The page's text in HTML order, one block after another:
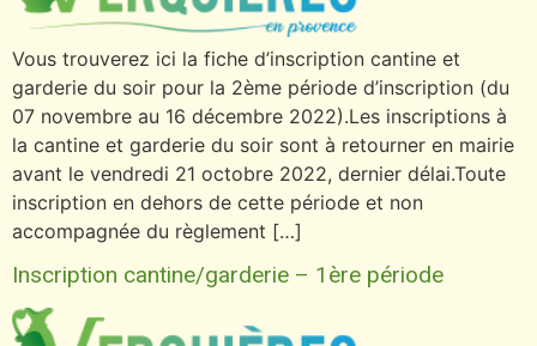
Vous trouverez ici la fiche d’inscription cantine et
garderie du soir pour la 2ème période d’inscription (du
07 novembre au 16 décembre 2022).Les inscriptions à
la cantine et garderie du soir sont à retourner en mairie
avant le vendredi 21 octobre 2022, dernier délai.Toute
inscription en dehors de cette période et non
accompagnée du règlement […]
Inscription cantine/garderie – 1ère période